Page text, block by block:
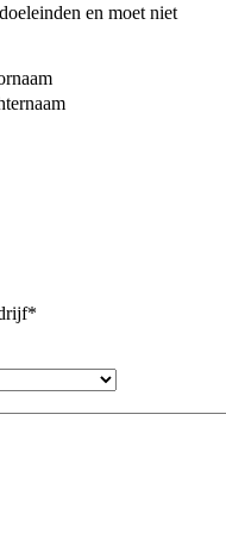
en moet niet
*